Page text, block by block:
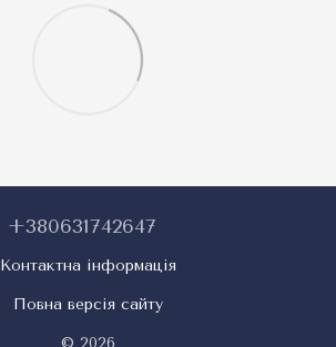
+380631742647
Контактна інформація
Повна версія сайту
© 2026